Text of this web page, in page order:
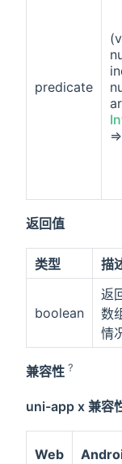
predicate
返回值
类型 描
boolean
返
数
情
兼容性 ?
uni-app x 兼容
Web